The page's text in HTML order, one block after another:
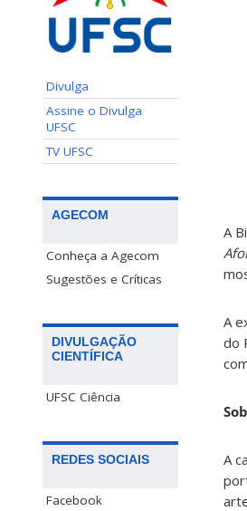
Divulga
Assine o Divulga
UFSC
TV UFSC
AGECOM
Conheça a Agecom
Sugestões e Críticas
DIVULGAÇÃO
CIENTÍFICA
UFSC Ciência
REDES SOCIAIS
Facebook
A
A
do
A